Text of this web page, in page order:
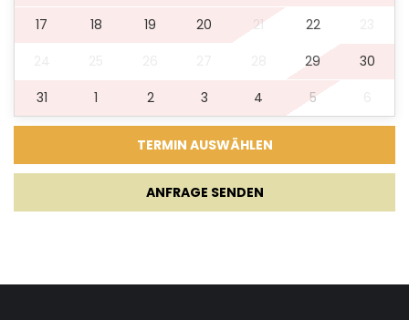
17
18 19 20 21 22
29
30
31
1 2 3 4 5
ANFRAGE SENDEN